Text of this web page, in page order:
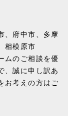
、 府中市、 多摩
相模原市
ムのご相談を優
、誠に申し訳あ
お考えの方はご